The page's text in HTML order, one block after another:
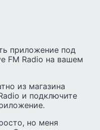
приложение под
FM Radio на вашем
из магазина
и подключите
но меня